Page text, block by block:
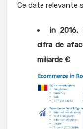
Ce date relevante
in 2016,
cifra de
miliarde €